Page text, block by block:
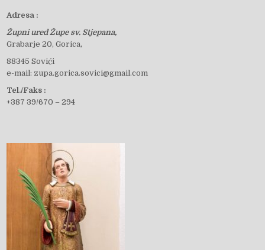
c
o
o
k
Adresa :
Župni ured Župe sv. Stjepana,
Grabarje 20, Gorica,
88345 Sovići
e-mail: zupa.gorica.sovici@gmail.com
Tel./Faks :
+387 39/670 – 294